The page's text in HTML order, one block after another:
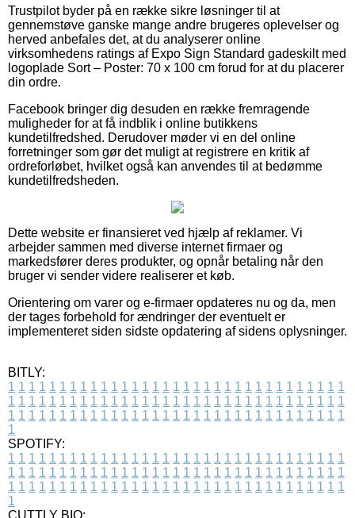
Trustpilot byder på en række sikre løsninger til at
gennemstøve ganske mange andre brugeres oplevelser og
herved anbefales det, at du analyserer online
virksomhedens ratings af Expo Sign Standard gadeskilt med
logoplade Sort – Poster: 70 x 100 cm forud for at du placerer
din ordre.
Facebook bringer dig desuden en række fremragende
muligheder for at få indblik i online butikkens
kundetilfredshed. Derudover møder vi en del online
forretninger som gør det muligt at registrere en kritik af
ordreforløbet, hvilket også kan anvendes til at bedømme
kundetilfredsheden.
Dette website er finansieret ved hjælp af reklamer. Vi
arbejder sammen med diverse internet firmaer og
markedsfører deres produkter, og opnår betaling når den
bruger vi sender videre realiserer et køb.
Orientering om varer og e-firmaer opdateres nu og da, men
der tages forbehold for ændringer der eventuelt er
implementeret siden sidste opdatering af sidens oplysninger.
BITLY:
1 1 1 1 1 1 1 1 1 1 1 1 1 1 1 1 1 1 1 1 1 1 1 1 1 1 1 1 1 1 1 1 1
1 1 1 1 1 1 1 1 1 1 1 1 1 1 1 1 1 1 1 1 1 1 1 1 1 1 1 1 1 1 1 1 1
1 1 1 1 1 1 1 1 1 1 1 1 1 1 1 1 1 1 1 1 1 1 1 1 1 1 1 1 1 1 1 1 1
1
SPOTIFY:
1 1 1 1 1 1 1 1 1 1 1 1 1 1 1 1 1 1 1 1 1 1 1 1 1 1 1 1 1 1 1 1 1
1 1 1 1 1 1 1 1 1 1 1 1 1 1 1 1 1 1 1 1 1 1 1 1 1 1 1 1 1 1 1 1 1
1 1 1 1 1 1 1 1 1 1 1 1 1 1 1 1 1 1 1 1 1 1 1 1 1 1 1 1 1 1 1 1 1
1
CUTTLY BIO: